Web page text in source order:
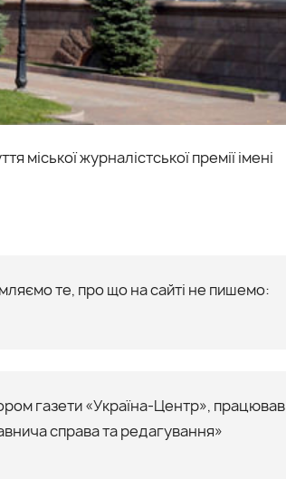
міської журналістської премії імені
те, про що на сайті не пишемо:
газети «Україна-Центр», працював
справа та редагування»